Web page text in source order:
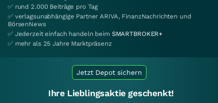
✅ rund 2.000 Beiträge pro Tag
✅ verlagsunabhängige Partner ARIVA, FinanzNachrichten und
BörsenNews
✅ Jederzeit einfach handeln beim SMARTBROKER+
✅ mehr als 25 Jahre Marktpräsenz
Jetzt Depot sichern
Ihre Lieblingsaktie geschenkt!